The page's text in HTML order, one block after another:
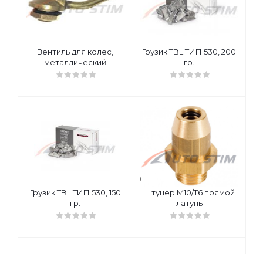
Вентиль для колес,
металлический
Грузик TBL ТИП 530, 200
гр.
Грузик TBL ТИП 530, 150
гр.
Штуцер M10/T6 прямой
латунь